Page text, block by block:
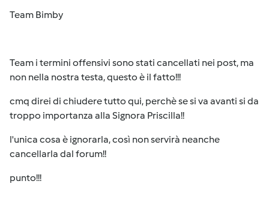
Team Bimby
Team i termini offensivi sono stati cancellati nei post, ma
non nella nostra testa, questo è il fatto!!!
cmq direi di chiudere tutto qui, perchè se si va avanti si da
troppo importanza alla Signora Priscilla!!
l'unica cosa è ignorarla, così non servirà neanche
cancellarla dal forum!!
punto!!!